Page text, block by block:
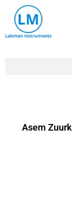
naar
Asem